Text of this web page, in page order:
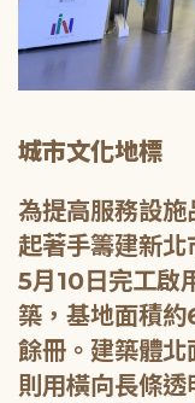
城市文化地標
為提高服務設
起著手籌建新
5月10日完工啟
築，基地面積
餘冊。建築體
則用橫向長條